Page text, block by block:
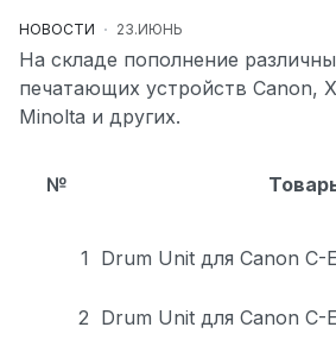
НОВОСТИ 23.ИЮНЬ
На складе пополнение
печатающих устройств Canon,
Minolta и других.
№
1 Drum Unit для Canon C-
2 Drum Unit для Canon C-